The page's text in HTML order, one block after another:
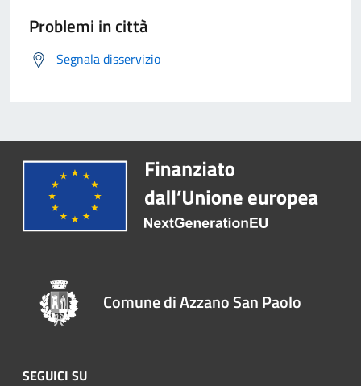
Problemi in città
Segnala disservizio
Comune di Azzano San Paolo
SEGUICI SU